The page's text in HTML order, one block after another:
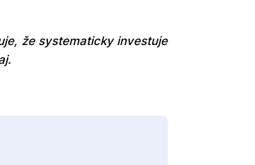
že systematicky investuje